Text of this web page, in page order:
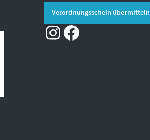
Verordnungsschein übermitteln
Instagram Facebook